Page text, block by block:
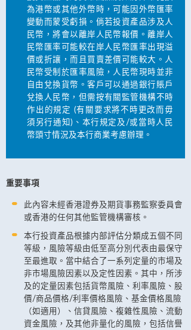
為港幣或其他外幣時，可能因外幣匯率
變動而蒙受虧損。倘若投資產品涉及人
民幣，將會以離岸人民幣報價。離岸人
民幣匯率可能較在岸人民幣匯率出現溢
價或折讓，而且買賣差價可能較大。人
民幣受制於匯率風險，人民幣現時並非
自由兌換貨幣。客戶可以通過銀行賬戶
兌換人民幣，但需按有關監管機構不時
作出的規定 (有關要求將不時更改而毋
須另行通知)、本行規定及/或當時人民
幣頭寸情況及本行商業考慮辦理。
重要事項
此內容未經香港證券及期貨事務監察委員會
或香港的任何其他監管機構審核。
本行投資產品根據内部評估分類成五個不同
等級，風險等級由低至高分別代表由最保守
至最進取。當中結合了一系列定量的市場及
非市場風險因素以及定性因素。其中，所涉
及的定量因素包括貨幣風險、利率風險、股
價/商品價格/利率價格風險、基金價格風險
（如適用）、信貸風險、複雜性風險、流動
資金風險，及其他非量化的風險，包括信譽